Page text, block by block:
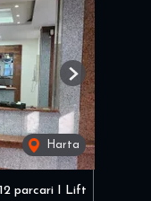
Harta
Next
parcari I Lift